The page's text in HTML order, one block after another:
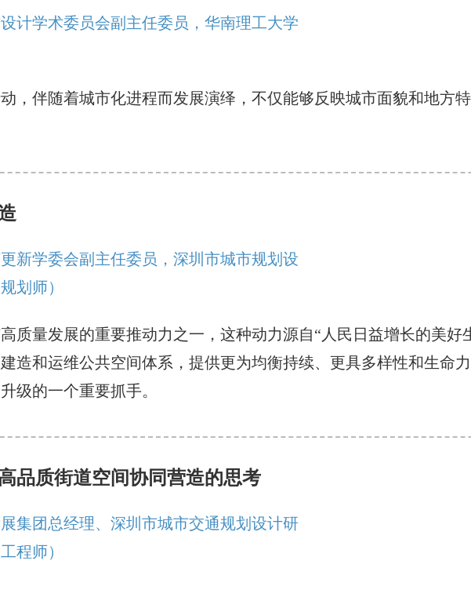
计学术委员会副主任委员，华南理工大学
，伴随着城市化进程而发展演绎，不仅能够反映城市面貌和地方
新学委会副主任委员，深圳市城市规划设
划师）
质量发展的重要推动力之一，这种动力源自“人民日益增长的美好
造和运维公共空间体系，提供更为均衡持续、更具多样性和生命
级的一个重要抓手。
品质街道空间协同营造的思考
集团总经理、深圳市城市交通规划设计研
程师）